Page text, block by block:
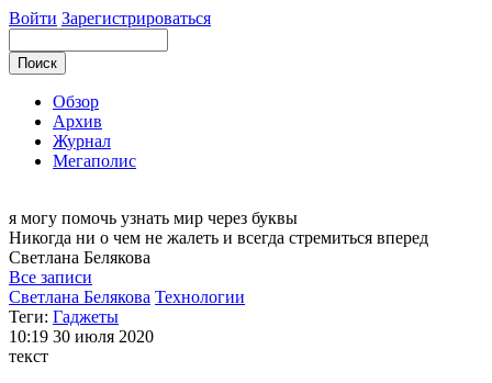
Войти Зарегистрироваться
Обзор
Архив
Журнал
Мегаполис
я могу помочь узнать мир через буквы
Никогда ни о чем не жалеть и всегда стремиться вперед
Светлана Белякова
Все записи
Светлана Белякова Технологии
Теги: Гаджеты
10:19 30 июля 2020
текст